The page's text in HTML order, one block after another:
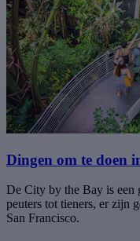
Dingen om te doen
De City by the Bay is een
peuters tot tieners, er zijn
San Francisco.